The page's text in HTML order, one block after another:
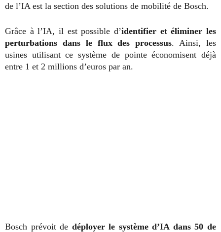
de l’IA est la section des solutions de mobilité de Bosch.
Grâce à l’IA, il est possible d’identifier et éliminer les
perturbations dans le flux des processus. Ainsi, les
usines utilisant ce système de pointe économisent déjà
entre 1 et 2 millions d’euros par an.
Bosch prévoit de déployer le système d’IA dans 50 de